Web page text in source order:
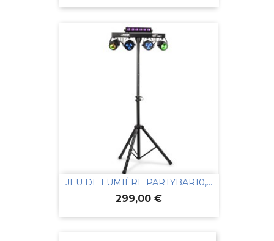
JEU DE LUMIÈRE PARTYBAR10,...
Prix
299,00 €